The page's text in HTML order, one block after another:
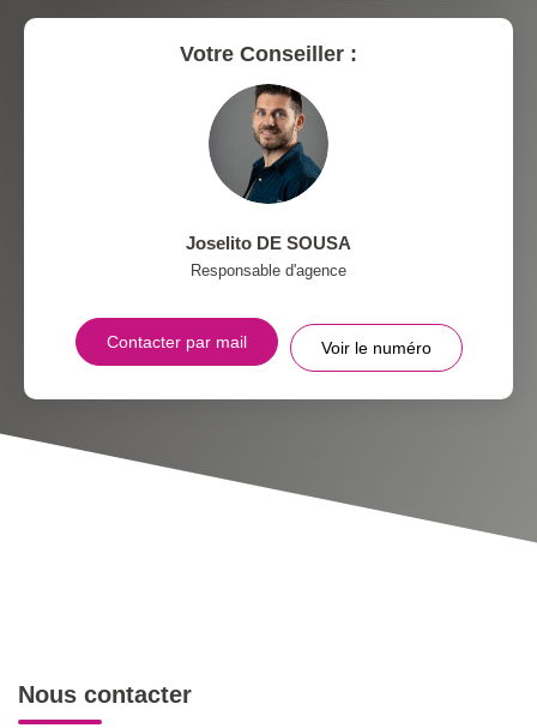
Votre Conseiller :
Joselito DE SOUSA
Responsable d'agence
Contacter par mail Voir le numéro
Nous contacter